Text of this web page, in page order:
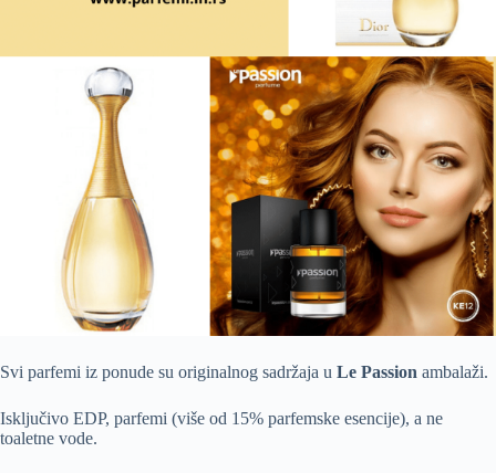
Svi parfemi iz ponude su originalnog sadržaja u Le Passion ambalaži.
Isključivo EDP, parfemi (više od 15% parfemske esencije), a ne
toaletne vode.